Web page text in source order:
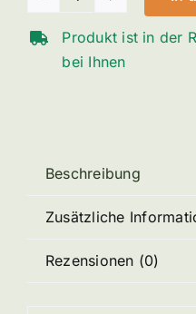
Achtung
Holzfällung
Menge
Produkt ist in der
bei Ihnen
Beschreibung
Zusätzliche
Rezensionen (0)